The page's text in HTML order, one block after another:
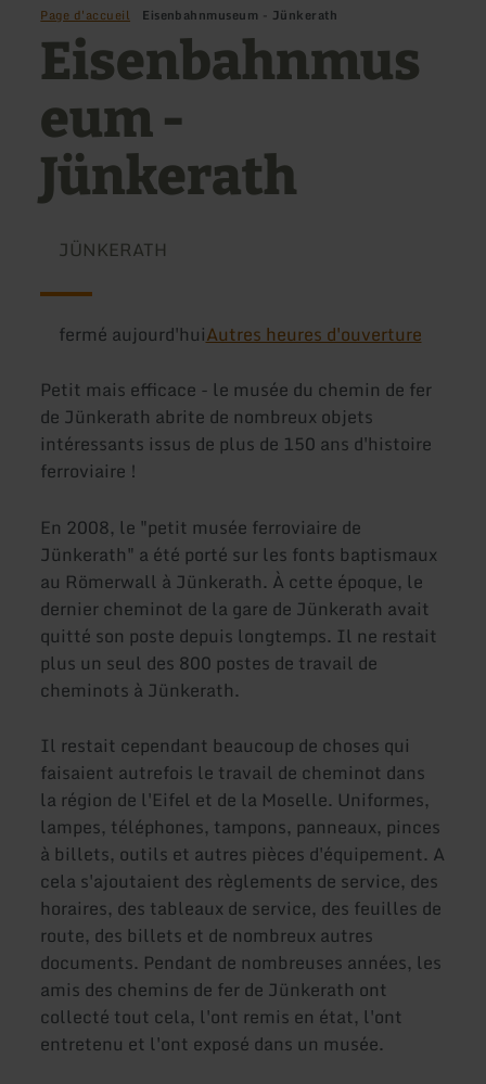
Page d'accueil Eisenbahnmuseum - Jünkerath
Eisenbahnmus
eum -
Jünkerath
JÜNKERATH
fermé aujourd'huiAutres heures d'ouverture
Petit mais efficace - le musée du chemin de fer
de Jünkerath abrite de nombreux objets
intéressants issus de plus de 150 ans d'histoire
ferroviaire !
En 2008, le "petit musée ferroviaire de
Jünkerath" a été porté sur les fonts baptismaux
au Römerwall à Jünkerath. À cette époque, le
dernier cheminot de la gare de Jünkerath avait
quitté son poste depuis longtemps. Il ne restait
plus un seul des 800 postes de travail de
cheminots à Jünkerath.
Il restait cependant beaucoup de choses qui
faisaient autrefois le travail de cheminot dans
la région de l'Eifel et de la Moselle. Uniformes,
lampes, téléphones, tampons, panneaux, pinces
à billets, outils et autres pièces d'équipement. A
cela s'ajoutaient des règlements de service, des
horaires, des tableaux de service, des feuilles de
route, des billets et de nombreux autres
documents. Pendant de nombreuses années, les
amis des chemins de fer de Jünkerath ont
collecté tout cela, l'ont remis en état, l'ont
entretenu et l'ont exposé dans un musée.